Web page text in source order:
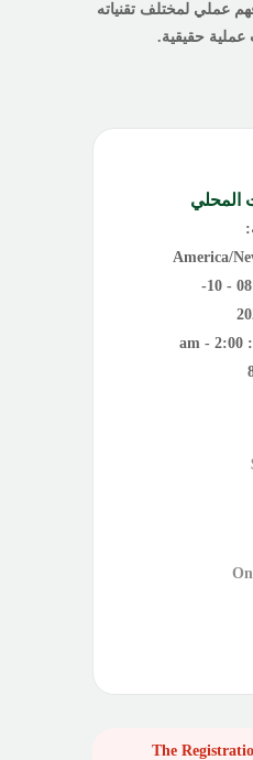
عملي لمختلف تقنياته
عملية حقيقية.
المحلي
America/
08 - 10-
2:00 am -